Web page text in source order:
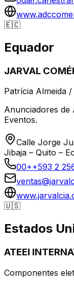
🇪🇨
Equador
JARVAL
Patrícia Almeida
Anunciadores de
Eventos.
Calle Jorge
Jibaja – Quito –
00++593 2
🇺🇸
Estados
ATEEI
Componentes